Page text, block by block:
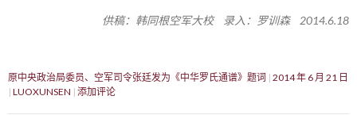
供稿：韩同根空军大校 录入：罗训森 2014.6.18
原中央政治局委员、空军司令张廷发为《中华罗氏通谱》题词 2014 年 6 月 21 日
LUOXUNSEN 添加评论